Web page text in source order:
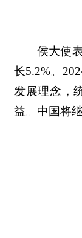
侯大使
长5.2%。
发展理念，
益。中国将